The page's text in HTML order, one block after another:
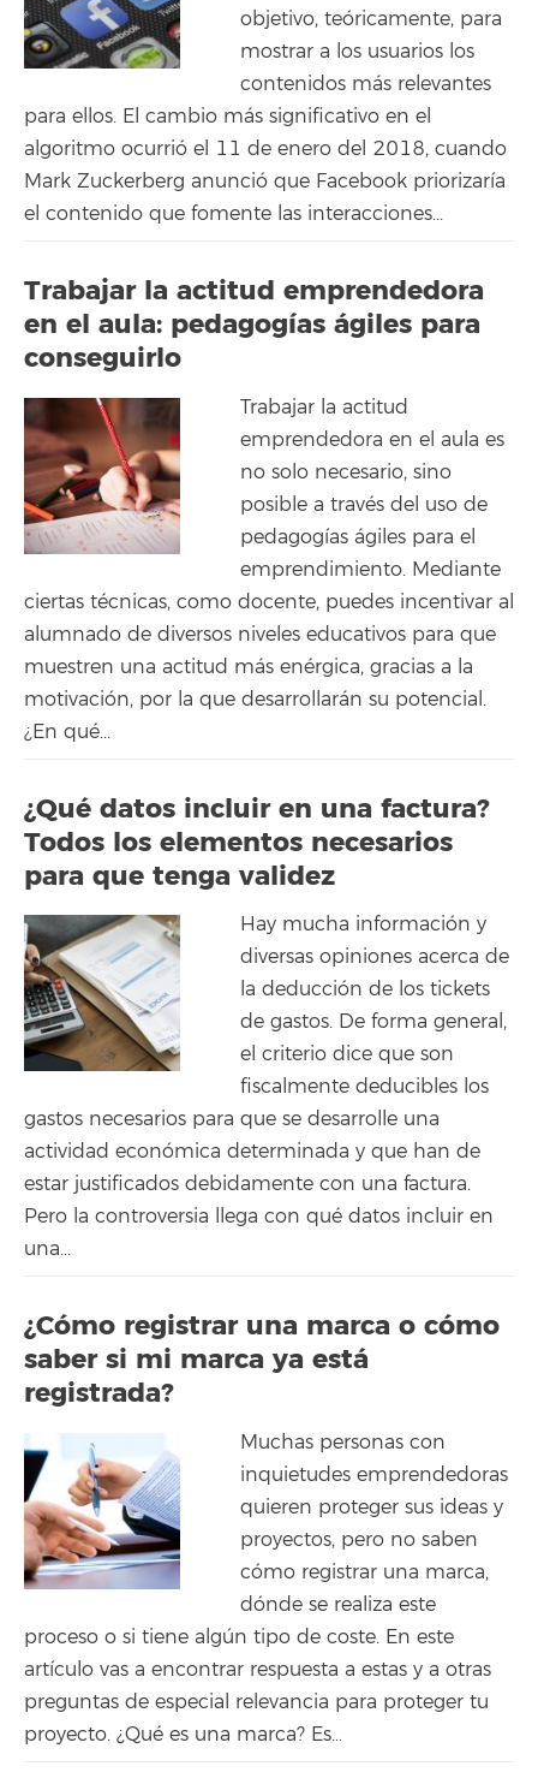
objetivo, teóricamente, para
mostrar a los usuarios los
contenidos más relevantes
para ellos. El cambio más significativo en el
algoritmo ocurrió el 11 de enero del 2018, cuando
Mark Zuckerberg anunció que Facebook priorizaría
el contenido que fomente las interacciones...
Trabajar la actitud emprendedora
en el aula: pedagogías ágiles para
conseguirlo
Trabajar la actitud
emprendedora en el aula es
no solo necesario, sino
posible a través del uso de
pedagogías ágiles para el
emprendimiento. Mediante
ciertas técnicas, como docente, puedes incentivar al
alumnado de diversos niveles educativos para que
muestren una actitud más enérgica, gracias a la
motivación, por la que desarrollarán su potencial.
¿En qué...
¿Qué datos incluir en una factura?
Todos los elementos necesarios
para que tenga validez
Hay mucha información y
diversas opiniones acerca de
la deducción de los tickets
de gastos. De forma general,
el criterio dice que son
fiscalmente deducibles los
gastos necesarios para que se desarrolle una
actividad económica determinada y que han de
estar justificados debidamente con una factura.
Pero la controversia llega con qué datos incluir en
una...
¿Cómo registrar una marca o cómo
saber si mi marca ya está
registrada?
Muchas personas con
inquietudes emprendedoras
quieren proteger sus ideas y
proyectos, pero no saben
cómo registrar una marca,
dónde se realiza este
proceso o si tiene algún tipo de coste. En este
artículo vas a encontrar respuesta a estas y a otras
preguntas de especial relevancia para proteger tu
proyecto. ¿Qué es una marca? Es...